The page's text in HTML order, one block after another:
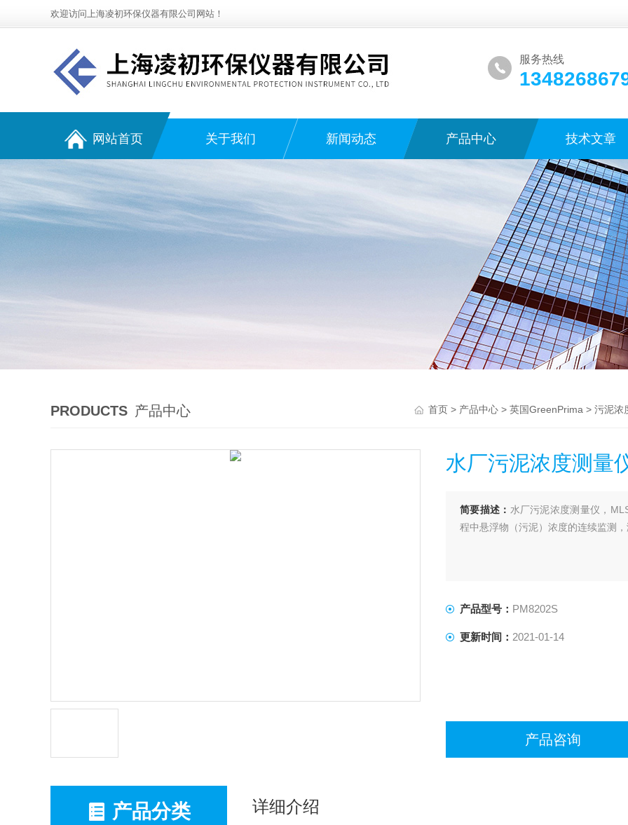
欢迎访问上海凌初环保仪器有限公司网站！
服务热线
网站首页 关于我们 新闻动态 产品中心 技术文章
PRODUCTS 产品中心 首页 > 产品中心 > 英国GreenPrima > 污泥浓
水厂污泥浓度测量
简要描述： 水厂污泥浓度测量仪，
程中悬浮物（污泥）浓度的连续监测
产品型号： PM8202S
更新时间： 2021-01-14
产品咨询
产品分类 详细介绍